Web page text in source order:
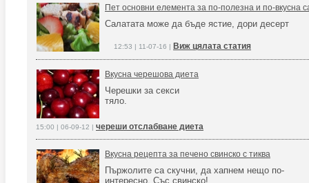
Пет основни елемента за по-полезна и по-вкусна
Салатата може да бъде ястие, дори десерт
12:53 | 11-07-16 | Виж цялата статия
Вкусна черешова диета
Черешки за секси
тяло.
15:00 | 06-09-12 | череши отслабване диета
Вкусна рецепта за печено свинско с тиква
Пържолите са скучни, да хапнем нещо по-
интересно. Със свинско!